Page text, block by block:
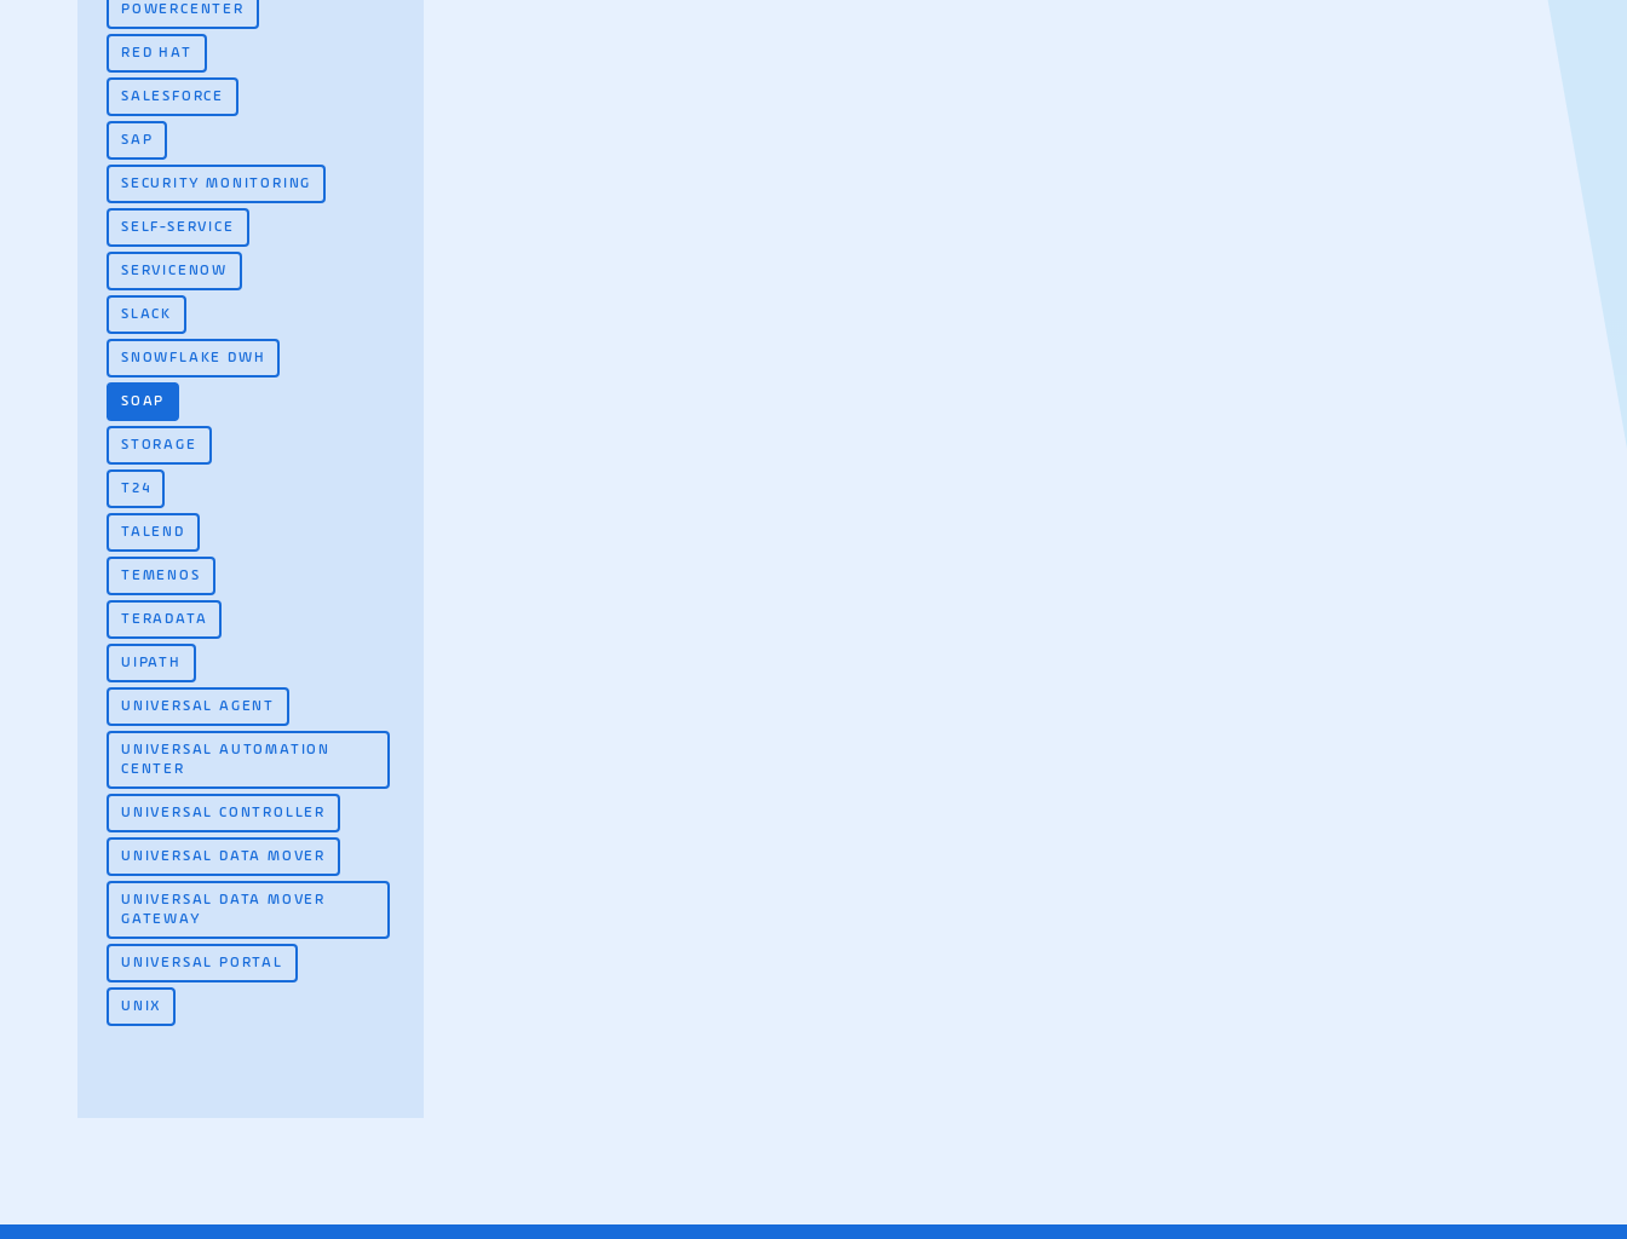
POWERCENTER
RED HAT
SALESFORCE
SAP
SECURITY MONITORING
SELF-SERVICE
SERVICENOW
SLACK
SNOWFLAKE DWH
SOAP
STORAGE
T24
TALEND
TEMENOS
TERADATA
UIPATH
UNIVERSAL AGENT
UNIVERSAL AUTOMATION
CENTER
UNIVERSAL CONTROLLER
UNIVERSAL DATA MOVER
UNIVERSAL DATA MOVER
GATEWAY
UNIVERSAL PORTAL
UNIX